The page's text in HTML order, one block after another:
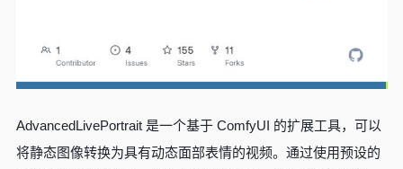
AdvancedLivePortrait 是一个基于 ComfyUI 的扩展工具，可以
将静态图像转换为具有动态面部表情的视频。通过使用预设的